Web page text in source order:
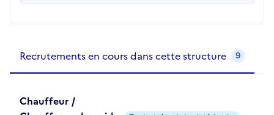
Recrutements en cours dans cette structure 9
Chauffeur /